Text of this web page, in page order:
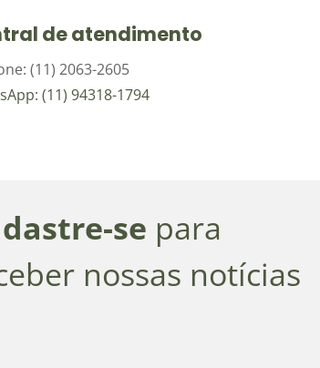
de atendimento
(11) 2063-2605
(11) 94318-1794
se para
nossas notícias